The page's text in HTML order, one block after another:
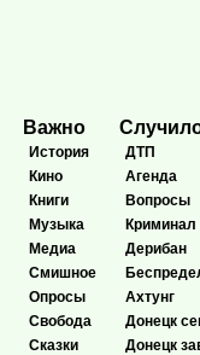
Важно
История
Кино
Книги
Музыка
Медиа
Смишное
Опросы
Свобода
Сказки
ДТП
Агенда
Вопросы
Криминал
Дерибан
Ахтунг
Донецк
Донецк